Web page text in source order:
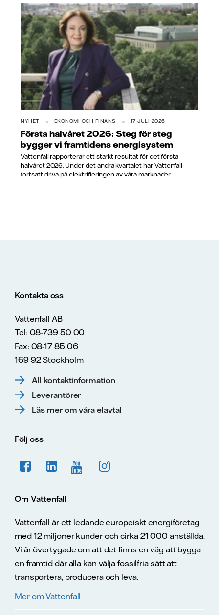
NYHET EKONOMI OCH FINANS 17 JULI 2026
Första halvåret 2026: Steg för steg
bygger vi framtidens energisystem
Vattenfall rapporterar ett starkt resultat för det första
halvåret 2026. Under det andra kvartalet har Vattenfall
fortsatt driva på elektrifieringen av våra marknader.
Kontakta oss
Vattenfall AB
Tel: 08-739 50 00
Fax: 08-17 85 06
169 92 Stockholm
All kontaktinformation
Leverantörer
Läs mer om våra elavtal
Följ oss
Om Vattenfall
Vattenfall är ett ledande europeiskt energiföretag
med 12 miljoner kunder och cirka 21 000 anställda.
Vi är övertygade om att det finns en väg att bygga
en framtid där alla kan välja fossilfria sätt att
transportera, producera och leva.
Mer om Vattenfall